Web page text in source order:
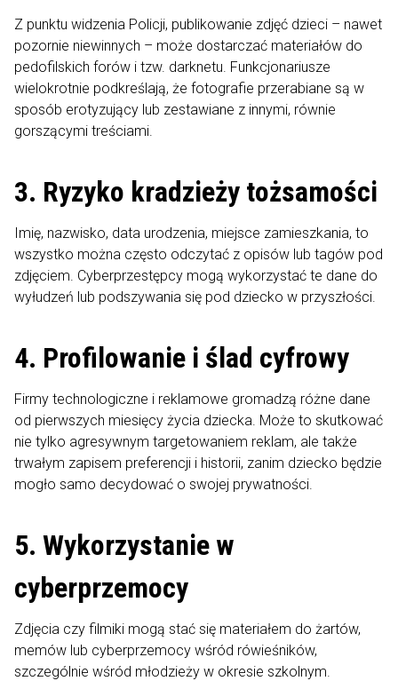
Z punktu widzenia Policji, publikowanie zdjęć dzieci – nawet
pozornie niewinnych – może dostarczać materiałów do
pedofilskich forów i tzw. darknetu. Funkcjonariusze
wielokrotnie podkreślają, że fotografie przerabiane są w
sposób erotyzujący lub zestawiane z innymi, równie
gorszącymi treściami.
3. Ryzyko kradzieży tożsamości
Imię, nazwisko, data urodzenia, miejsce zamieszkania, to
wszystko można często odczytać z opisów lub tagów pod
zdjęciem. Cyberprzestępcy mogą wykorzystać te dane do
wyłudzeń lub podszywania się pod dziecko w przyszłości.
4. Profilowanie i ślad cyfrowy
Firmy technologiczne i reklamowe gromadzą różne dane
od pierwszych miesięcy życia dziecka. Może to skutkować
nie tylko agresywnym targetowaniem reklam, ale także
trwałym zapisem preferencji i historii, zanim dziecko będzie
mogło samo decydować o swojej prywatności.
5. Wykorzystanie w
cyberprzemocy
Zdjęcia czy filmiki mogą stać się materiałem do żartów,
memów lub cyberprzemocy wśród rówieśników,
szczególnie wśród młodzieży w okresie szkolnym.